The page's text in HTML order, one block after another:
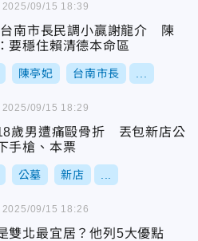
南市長民調小贏謝龍介 陳
要穩住賴清德本命區
陳亭妃 台南市長
2025/09/15 18:39
歲男遭痛毆骨折 丟包新店公
手槍、本票
公墓 新店
2025/09/15 18:29
雙北最宜居？他列5大優點
2025/09/15 18:26